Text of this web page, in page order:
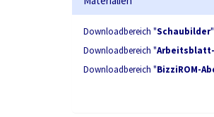
Downloadbereich "Schaubilder"
Downloadbereich "
Downloadbereich "BizziROM-